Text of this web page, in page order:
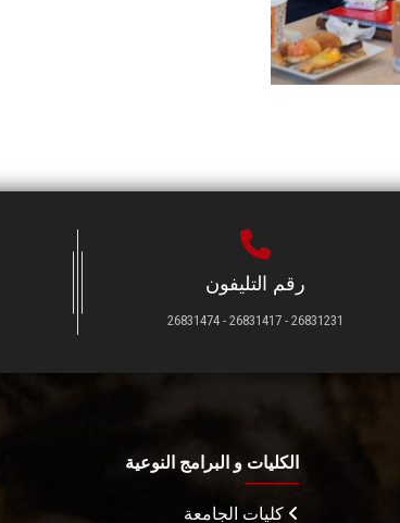
رقم التليفون
26831231 - 26831417 - 26831474
الكليات و البرامج النوعية
كليات الجامعة